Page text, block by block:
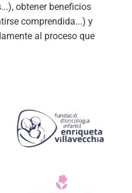
obtener beneficios
comprendida...) y
al proceso que